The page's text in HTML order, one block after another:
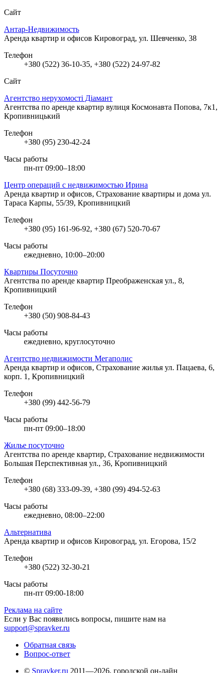
Сайт
Антар-Недвижимость
Аренда квартир и офисов Кировоград, ул. Шевченко, 38
Телефон
+380 (522) 36-10-35, +380 (522) 24-97-82
Сайт
Агентство нерухомості Діамант
Агентства по аренде квартир вулиця Космонавта Попова, 7к1,
Кропивницький
Телефон
+380 (95) 230-42-24
Часы работы
пн-пт 09:00–18:00
Центр операций с недвижимостью Ирина
Аренда квартир и офисов, Страхование квартиры и дома ул.
Тараса Карпы, 55/39, Кропивницкий
Телефон
+380 (95) 161-96-92, +380 (67) 520-70-67
Часы работы
ежедневно, 10:00–20:00
Квартиры Посуточно
Агентства по аренде квартир Преображенская ул., 8,
Кропивницкий
Телефон
+380 (50) 908-84-43
Часы работы
ежедневно, круглосуточно
Агентство недвижимости Мегаполис
Аренда квартир и офисов, Страхование жилья ул. Пацаева, 6,
корп. 1, Кропивницкий
Телефон
+380 (99) 442-56-79
Часы работы
пн-пт 09:00–18:00
Жилье посуточно
Агентства по аренде квартир, Страхование недвижимости
Большая Перспективная ул., 36, Кропивницкий
Телефон
+380 (68) 333-09-39, +380 (99) 494-52-63
Часы работы
ежедневно, 08:00–22:00
Альтернатива
Аренда квартир и офисов Кировоград, ул. Егорова, 15/2
Телефон
+380 (522) 32-30-21
Часы работы
пн-пт 09:00-18:00
Реклама на сайте
Если у Вас появились вопросы, пишите нам на
support@spravker.ru
Обратная связь
Вопрос-ответ
© Spravker.ru 2011—2026, городской он-лайн